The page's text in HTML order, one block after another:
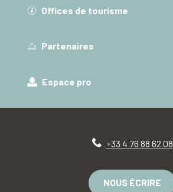
Offices de tourisme
Partenaires
Espace pro
+33 4 76 88 62 08
NOUS ÉCRIRE